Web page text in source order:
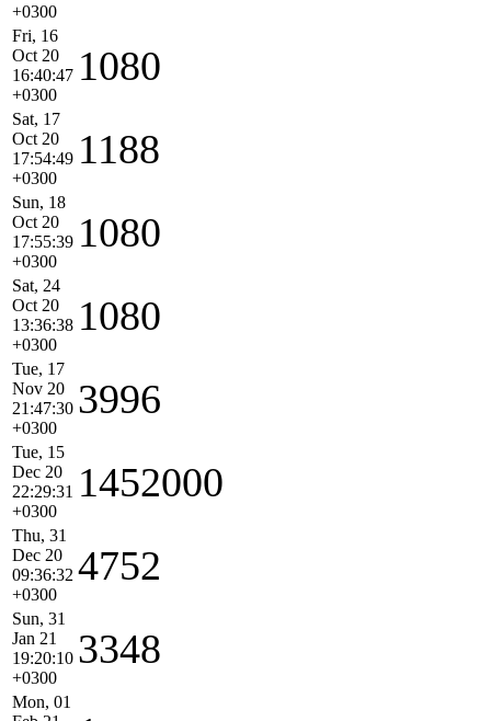
+0300
Fri, 16
Oct 20
16:40:47
+0300
1080
Sat, 17
Oct 20
17:54:49
+0300
1188
Sun, 18
Oct 20
17:55:39
+0300
1080
Sat, 24
Oct 20
13:36:38
+0300
1080
Tue, 17
Nov 20
21:47:30
+0300
3996
Tue, 15
Dec 20
22:29:31
+0300
1452000
Thu, 31
Dec 20
09:36:32
+0300
4752
Sun, 31
Jan 21
19:20:10
+0300
3348
Mon, 01